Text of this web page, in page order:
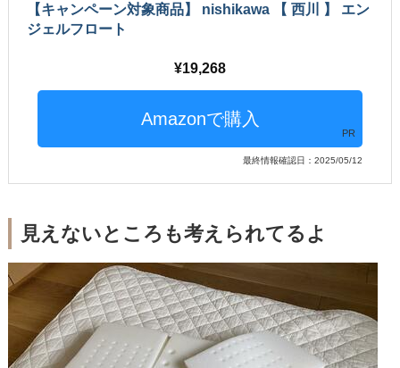
【キャンペーン対象商品】 nishikawa 【 西川 】 エン
ジェルフロート
19,268
PR
最終情報確認日：2025/05/12
見えないところも考えられてるよ